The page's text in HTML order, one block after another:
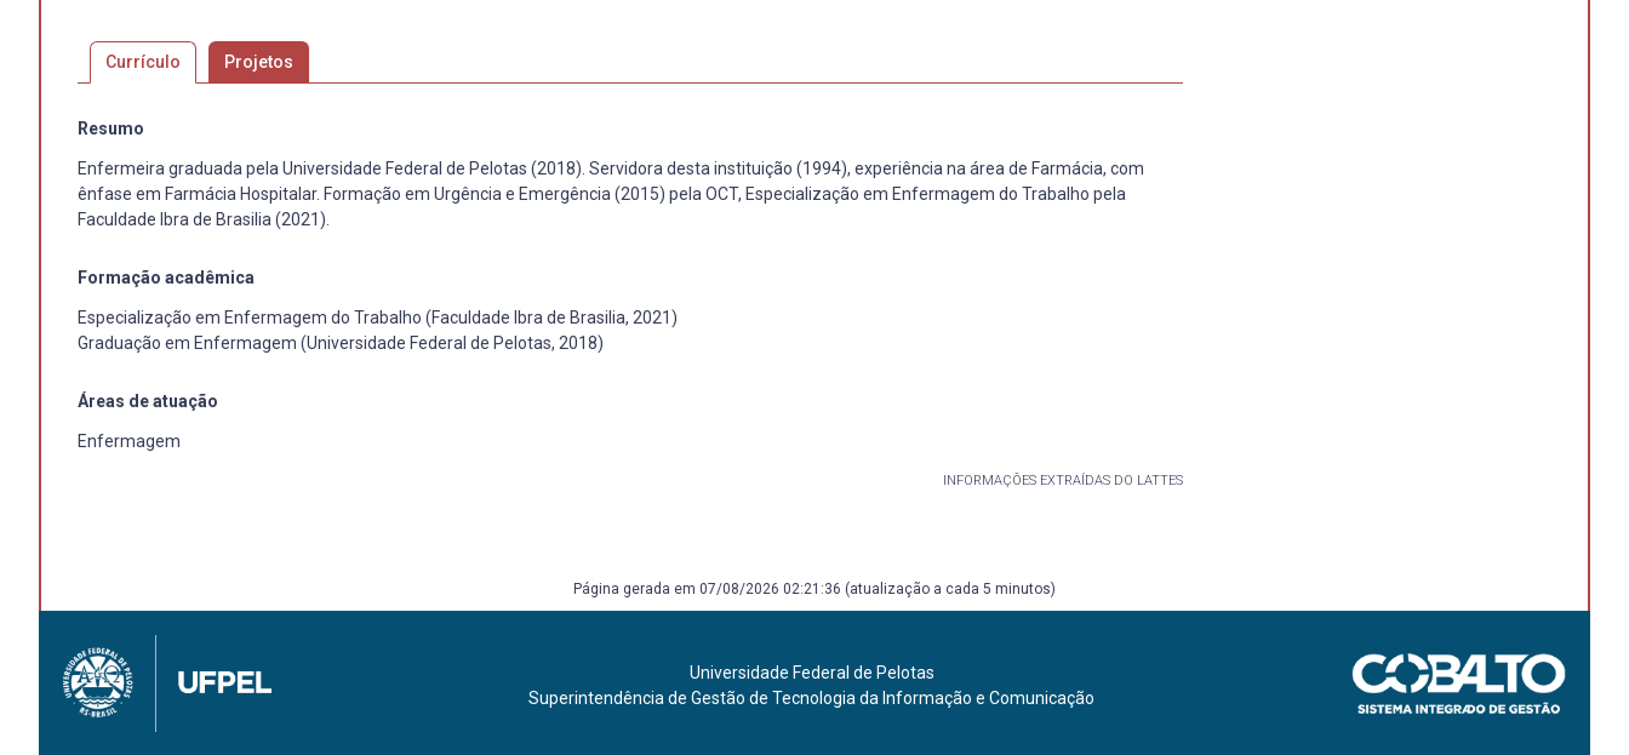
Currículo Projetos
Resumo
Enfermeira graduada pela Universidade Federal de Pelotas (2018). Servidora desta instituição (1994), experiência na área de Farmácia, com
ênfase em Farmácia Hospitalar. Formação em Urgência e Emergência (2015) pela OCT, Especialização em Enfermagem do Trabalho pela
Faculdade Ibra de Brasilia (2021).
Formação acadêmica
Especialização em Enfermagem do Trabalho (Faculdade Ibra de Brasilia, 2021)
Graduação em Enfermagem (Universidade Federal de Pelotas, 2018)
Áreas de atuação
Enfermagem
INFORMAÇÕES EXTRAÍDAS DO LATTES
Página gerada em 07/08/2026 02:21:36 (atualização a cada 5 minutos)
Universidade Federal de Pelotas
Superintendência de Gestão de Tecnologia da Informação e Comunicação